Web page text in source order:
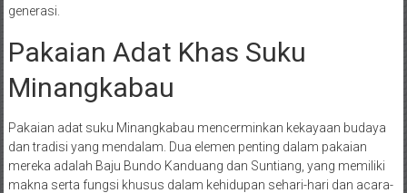
generasi.
Pakaian Adat Khas Suku
Minangkabau
Pakaian adat suku Minangkabau mencerminkan kekayaan budaya
dan tradisi yang mendalam. Dua elemen penting dalam pakaian
mereka adalah Baju Bundo Kanduang dan Suntiang, yang memiliki
makna serta fungsi khusus dalam kehidupan sehari-hari dan acara-